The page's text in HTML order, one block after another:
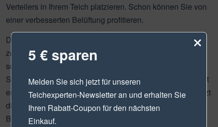
Verteilers in Ihrem Teich platzieren. Schon können Sie von
einer verbesserten Belüftung profitieren.
Der Luftverteiler 4 mm 2 Ausgänge von Aquaforte ist ein
zuverlässiges und praktisches Zubehör für Ihren Teich. Er
sorgt für eine effiziente Luftverteilung und verbessert die
Sauerstoffversorgung Ihrer Fische und Pflanzen. Zudem ist
er langlebig und einfach zu installieren. Optimieren Sie jetzt
die Belüftung in Ihrem Teich und schaffen Sie optimale
Bedingungen für Ihre Wasserbewohner.
5 € sparen
Melden Sie sich jetzt für unseren
Teichexperten-Newsletteran und erhalten Sie
Ihren Rabatt-Coupon für den nächsten
Einkauf.